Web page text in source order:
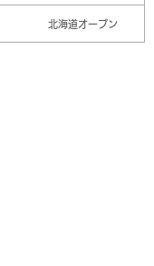
北海道オープン